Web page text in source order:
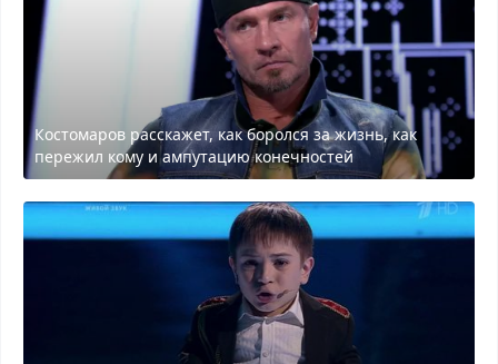
Костомаров расскажет, как боролся за жизнь, как
пережил кому и ампутацию конечностей